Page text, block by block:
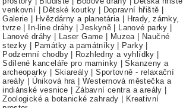
venkovní | Dětské koutky | Dopravní hřiště |
Galerie | Hvězdárny a planetária | Hrady, zámky,
tvrze | In-line dráhy |Jeskyně | Lanové parky |
Lanové dráhy | Laser Game | Muzea | Naučné
stezky | Památky a památníky| Parky |
Podzemní chodby| Rozhledny a vyhlídky |
Sdílené kanceláře pro maminky |Skanzeny a
archeoparky | Skiareály |Sportovně - relaxační
areály | Úniková hra |Westernová městečka a
indiánské vesnice | Zábavní centra a areály |
Zoologické a botanické zahrady | Kreativní